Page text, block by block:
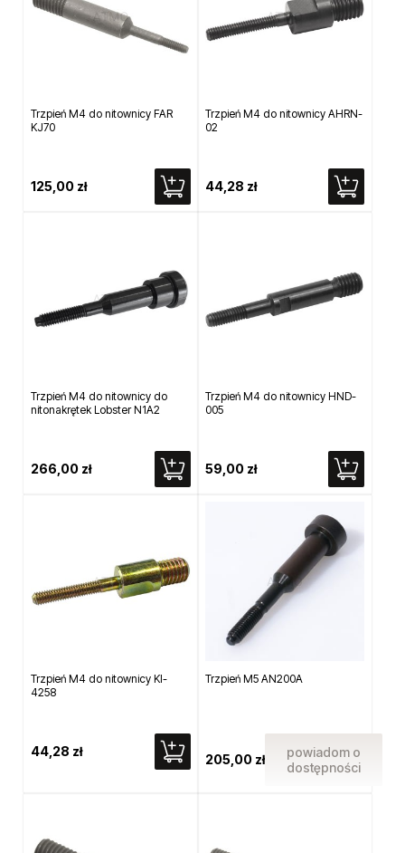
Trzpień M4 do nitownicy FAR
KJ70
125,00 zł
Trzpień M4 do nitownicy AHRN-
02
44,28 zł
Trzpień M4 do nitownicy do
nitonakrętek Lobster N1A2
266,00 zł
Trzpień M4 do nitownicy HND-
005
59,00 zł
Trzpień M4 do nitownicy KI-
4258
44,28 zł
Trzpień M5 AN200A
205,00 zł
powiadom o
dostępności